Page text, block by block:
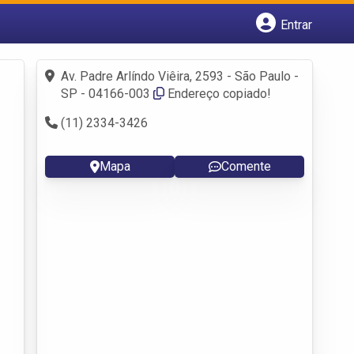
Entrar
Fazer login
Criar conta
Av. Padre Arlíndo Viêira, 2593 - São Paulo -
SP - 04166-003
Endereço copiado!
(11) 2334-3426
Mapa Comente